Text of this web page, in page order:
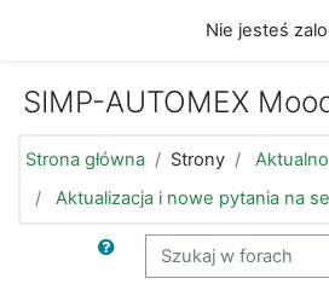
Nie jesteś
SIMP-AUTOMEX
Strona główna Strony
Aktualizacja i nowe pytania na
Szukaj w forach